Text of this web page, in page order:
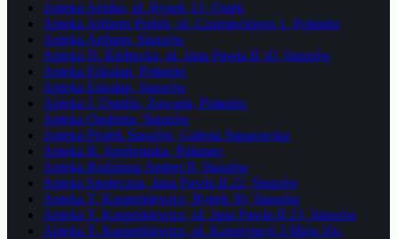
Apteka Arnika, ul. Rynek 13, Osiek
Apteka Artfarm Prolek, ul. Czarnieckiego 1, Połaniec
Apteka Artfarm, Staszów
Apteka D. Kiełtucka, ul. Jana Pawła II 10, Staszów
Apteka Eskulap, Połaniec
Apteka Eskulap, Staszów
Apteka J. Ostafin, Zawada, Połaniec
Apteka Osobista, Staszów
Apteka Prolek Staszów, Galeria Staszowska
Apteka R. Szerłomska, Połaniec
Apteka Rodzinna Amber II, Staszów
Apteka Społeczna, Jana Pawła II 22, Staszów
Apteka T. Kasperkiewicz, Rynek 30, Staszów
Apteka T. Kasperkiewicz, ul. Jana Pawła II 23, Staszów
Apteka T. Kasperkiewicz, ul. Konstytucji 3 Maja 10c,